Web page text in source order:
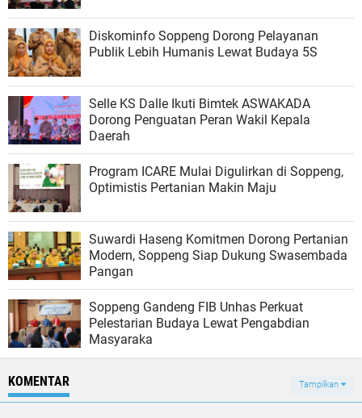
Diskominfo Soppeng Dorong Pelayanan
Publik Lebih Humanis Lewat Budaya 5S
Selle KS Dalle Ikuti Bimtek ASWAKADA
Dorong Penguatan Peran Wakil Kepala
Daerah
Program ICARE Mulai Digulirkan di Soppeng,
Optimistis Pertanian Makin Maju
Suwardi Haseng Komitmen Dorong Pertanian
Modern, Soppeng Siap Dukung Swasembada
Pangan
Soppeng Gandeng FIB Unhas Perkuat
Pelestarian Budaya Lewat Pengabdian
Masyaraka
KOMENTAR Tampilkan